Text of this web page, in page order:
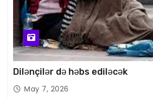
Dilənçilər də həbs ediləcək
May 7, 2026